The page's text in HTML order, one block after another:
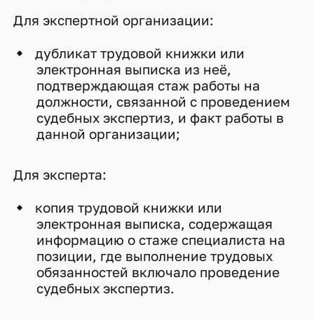
Для экспертной организации:
дубликат трудовой книжки или
электронная выписка из неё,
подтверждающая стаж работы на
должности, связанной с проведением
судебных экспертиз, и факт работы в
данной организации;
Для эксперта:
копия трудовой книжки или
электронная выписка, содержащая
информацию о стаже специалиста на
позиции, где выполнение трудовых
обязанностей включало проведение
судебных экспертиз.